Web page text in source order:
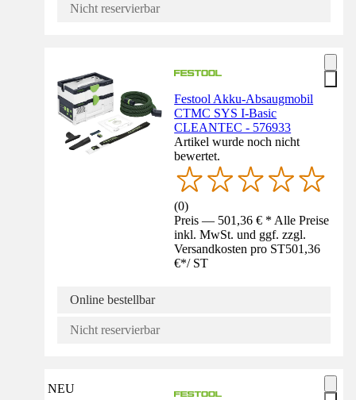
Nicht reservierbar
Festool Akku-Absaugmobil
CTMC SYS I-Basic
CLEANTEC - 576933
Artikel wurde noch nicht
bewertet.
(0)
Preis — 501,36 € * Alle Preise
inkl. MwSt. und ggf. zzgl.
Versandkosten pro ST501,36
€*/ ST
Online bestellbar
Nicht reservierbar
NEU